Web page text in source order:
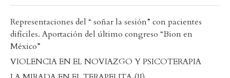
Representaciones del “ soñar la sesión” con pacientes
difíciles. Aportación del último congreso “Bion en
México”
VIOLENCIA EN EL NOVIAZGO Y PSICOTERAPIA